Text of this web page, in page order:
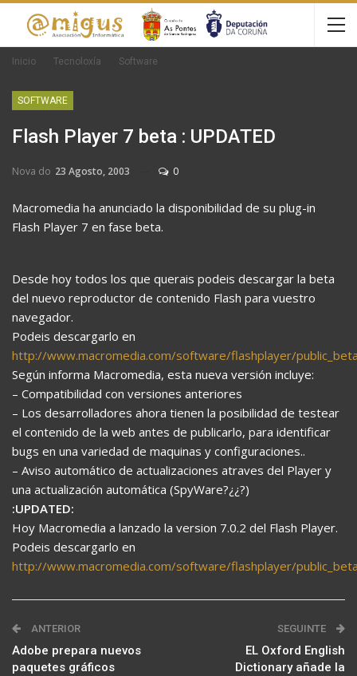
Inicio Tecnoloxía Software
SOFTWARE
Flash Player 7 beta : UPDATED
Nova do 23 Agosto, 2003 0
Macromedia ha anunciado la disponibilidad de su plug-in
Flash Player 7 en fase beta.
Desde hoy todos los que querais podeis descargar la beta
del nuevo reproductor de contenido Flash para vuestro
navegador.
Podeis descargarlo en
http://www.macromedia.com/software/flashplayer/
Según informa Macromedia, esta nueva versión incluye:
– Compatibilidad con versiones anteriores
– Los desarrolladores ahora tienen la posibilidad de testear
el contenido de la web antes de publicarlo, para identificar
bugs en una variedad de maquinas y configuraciones..
– Aviso automático de actualizaciones atraves del Player y
una actualización automática (SpyWare?¿¿?)
:UPDATED:
Hoy Macromedia a lanzado la version 7.0.2 del Flash Player.
Podeis descargarlo en
http://www.macromedia.com/software/flashplayer/
ANTERIOR
Adobe prepara nuevos
paquetes gráficos
SEGUINTE
EL Oxford English
Dictionary añade la